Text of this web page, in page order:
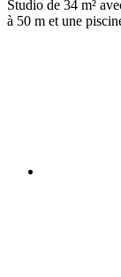
Studio de 34 m²
à 50 m et une